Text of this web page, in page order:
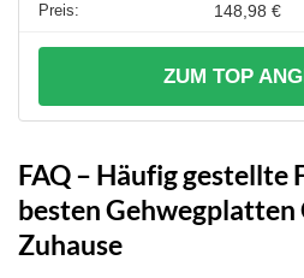
148,98 €
ZUM TOP
FAQ – Häufig gestellte
besten
Zuhause